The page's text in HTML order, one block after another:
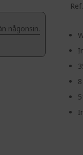
någonsin.
Ref.